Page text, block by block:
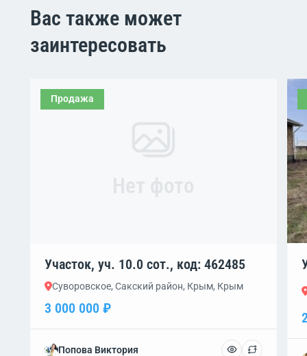
Вас также может
заинтересовать
Продажа
Участок, уч. 10.0 сот., код: 462485
Суворовское, Сакский район, Крым, Крым
3 000 000 ₽
Попова Виктория